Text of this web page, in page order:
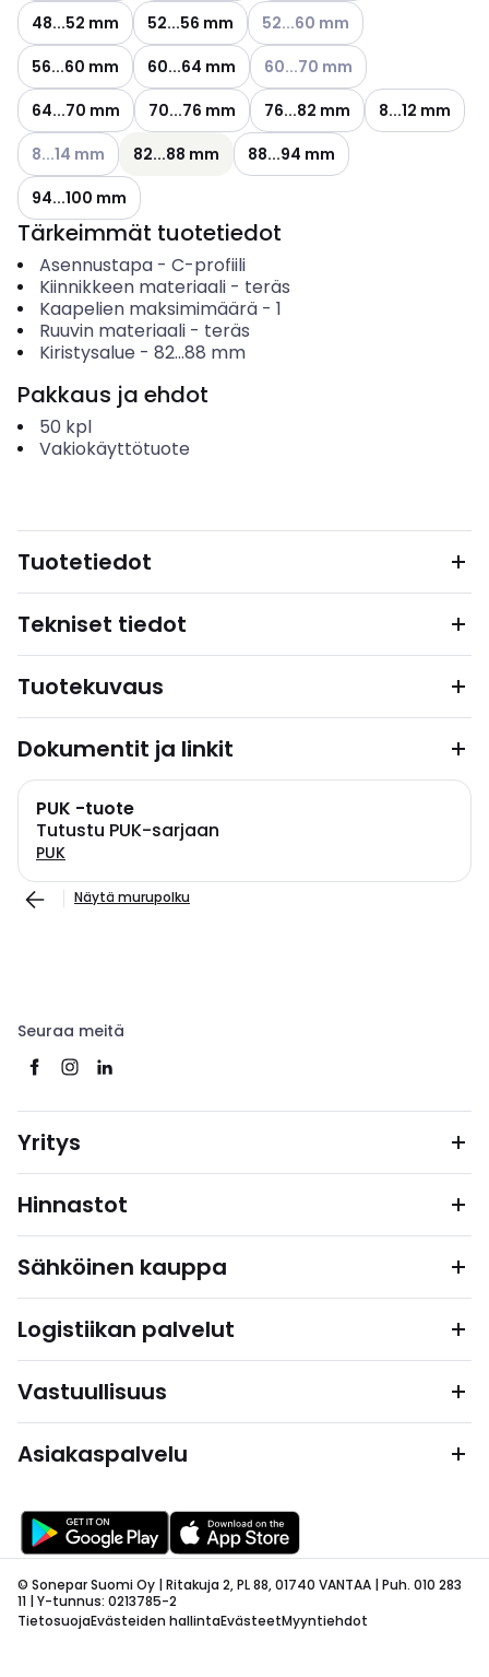
48...52 mm
52...56 mm Katso käytettävissä olevat
52...60 mm
56...60 mm
60...64 mm Katso käytettävissä olevat
60...70 mm
64...70 mm
70...76 mm 76...82 mm
8...12 mm
Katso käytettävissä olevat vaihtoehdot
8...14 mm 82...88 mm
88...94 mm
94...100 mm
Tärkeimmät tuotetiedot
Asennustapa- C-profiili
Kiinnikkeen materiaali- teräs
Kaapelien maksimimäärä- 1
Ruuvin materiaali- teräs
Kiristysalue - 82...88 mm
Pakkaus ja ehdot
50 kpl
Vakiokäyttötuote
Tuotetiedot
Tekniset tiedot
Tuotekuvaus
Dokumentit ja linkit
PUK -tuote
Tutustu PUK-sarjaan
PUK
Näytä murupolku
Seuraa meitä
Yritys
Hinnastot
Sähköinen kauppa
Logistiikan palvelut
Vastuullisuus
Asiakaspalvelu
© Sonepar Suomi Oy | Ritakuja 2, PL 88, 01740 VANTAA | Puh. 010 283
11 | Y-tunnus: 0213785-2
TietosuojaEvästeiden hallintaEvästeetMyyntiehdot